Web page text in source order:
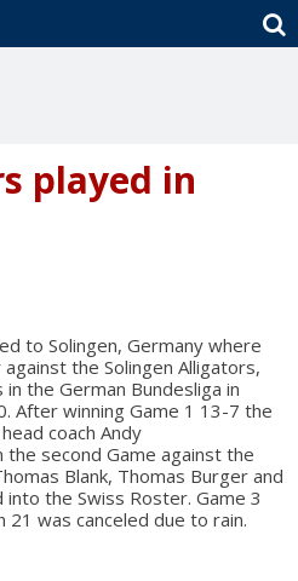
played in
to Solingen, Germany where
the Solingen Alligators,
the German Bundesliga in
After winning Game 1 13-7 the
coach Andy
the second Game against the
Blank, Thomas Burger and
the Swiss Roster. Game 3
21 was canceled due to rain.